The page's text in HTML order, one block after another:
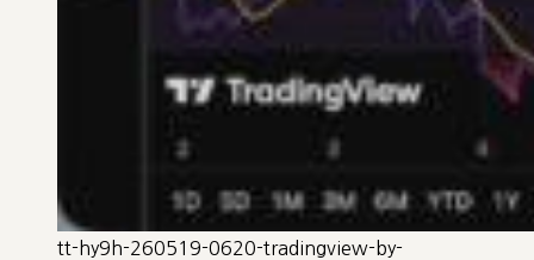
tt-hy9h-260519-0620-tradingview-by-